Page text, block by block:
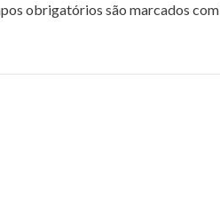
obrigatórios são marcados com